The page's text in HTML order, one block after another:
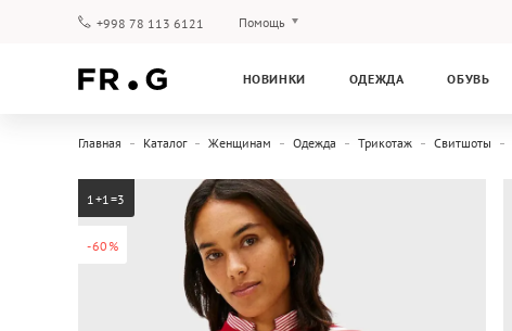
+998 78 113 6121 Помощь
НОВИНКИ ОДЕЖДА ОБУВЬ
Главная Каталог Женщинам Одежда Трикотаж Свитшоты
-60%
1+1=3